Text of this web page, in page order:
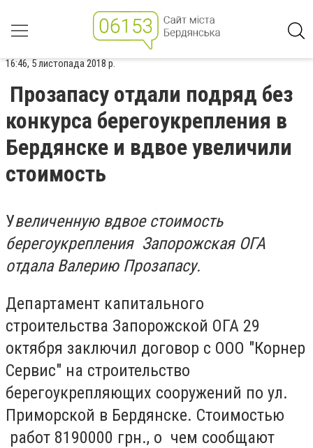
16:46, 5 листопада 2018 р.
Прозапасу отдали подряд без
конкурса берегоукрепления в
Бердянске и вдвое увеличили
стоимость
Увеличенную вдвое стоимость
берегоукрепления Запорожская ОГА
отдала Валерию Прозапасу.
Департамент капитального
строительства Запорожской ОГА 29
октября заключил договор с ООО "Корнер
Сервис" на строительство
берегоукрепляющих сооружений по ул.
Приморской в ​​Бердянске. Стоимостью
работ 8190000 грн., о чем сообщают